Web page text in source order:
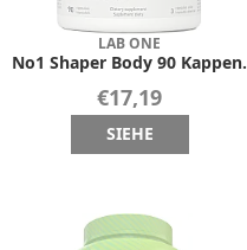
LAB ONE
No1 Shaper Body 90 Kappen.
€17,19
SIEHE